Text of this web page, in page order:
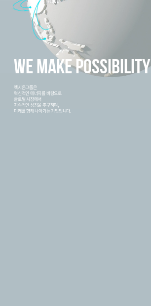
WE MAKE POSSIBILITY
엑시온그룹은
혁신적인 에너지를 바탕으로
글로벌 시장에서
지속적인 성장을 추구하며,
미래를 향해 나아가는 기업입니다.